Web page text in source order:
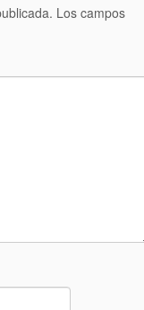
Los campos